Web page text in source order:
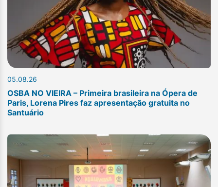
05.08.26
OSBA NO VIEIRA – Primeira brasileira na Ópera de
Paris, Lorena Pires faz apresentação gratuita no
Santuário